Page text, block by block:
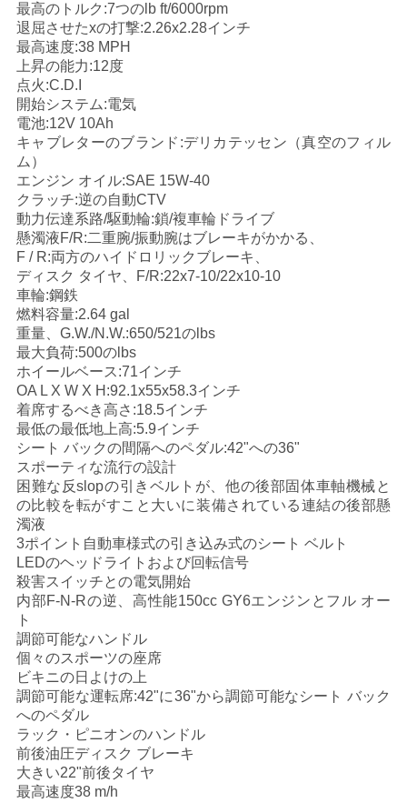
い
引
用
を
要
求
し
な
さ
い
地
図
プ
ラ
イ
バ
シ
ー
ポ
リ
最高のトルク:7つのlb ft/6000rpm
退屈させたxの打撃:2.26x2.28インチ
最高速度:38 MPH
上昇の能力:12度
点火:C.D.I
開始システム:電気
電池:12V 10Ah
キャブレターのブランド:デリカテッセン（真空のフィル
ム）
エンジン オイル:SAE 15W-40
クラッチ:逆の自動CTV
動力伝達系路/駆動輪:鎖/複車輪ドライブ
懸濁液F/R:二重腕/振動腕はブレーキがかかる、
F / R:両方のハイドロリックブレーキ、
ディスク タイヤ、F/R:22x7-10/22x10-10
車輪:鋼鉄
燃料容量:2.64 gal
重量、G.W./N.W.:650/521のlbs
最大負荷:500のlbs
ホイールベース:71インチ
OA L X W X H:92.1x55x58.3インチ
着席するべき高さ:18.5インチ
最低の最低地上高:5.9インチ
シート バックの間隔へのペダル:42"への36"
スポーティな流行の設計
困難な反slopの引きベルトが、他の後部固体車軸機械と
の比較を転がすこと大いに装備されている連結の後部懸
濁液
3ポイント自動車様式の引き込み式のシート ベルト
LEDのヘッドライトおよび回転信号
殺害スイッチとの電気開始
内部F-N-Rの逆、高性能150cc GY6エンジンとフル オー
ト
調節可能なハンドル
個々のスポーツの座席
ビキニの日よけの上
調節可能な運転席:42"に36"から調節可能なシート バック
へのペダル
ラック・ピニオンのハンドル
前後油圧ディスク ブレーキ
大きい22"前後タイヤ
最高速度38 m/h